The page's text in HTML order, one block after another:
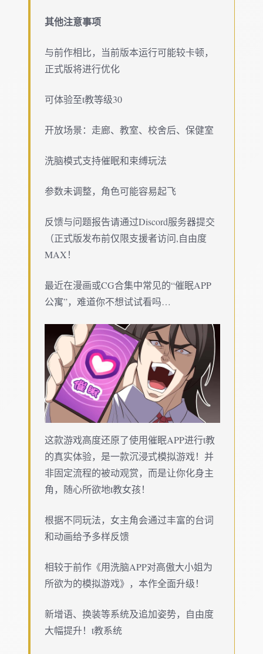
其他注意事项
与前作相比，当前版本运行可能较卡顿，
正式版将进行优化
可体验至t教等级30
开放场景：走廊、教室、校舍后、保健室
洗脑模式支持催眠和束缚玩法
参数未调整，角色可能容易起飞
反馈与问题报告请通过Discord服务器提交
（正式版发布前仅限支援者访问,自由度
MAX！
最近在漫画或CG合集中常见的“催眠APP
公寓”，难道你不想试试看吗…
这款游戏高度还原了使用催眠APP进行t教
的真实体验，是一款沉浸式模拟游戏！并
非固定流程的被动观赏，而是让你化身主
角，随心所欲地t教女孩！
根据不同玩法，女主角会通过丰富的台词
和动画给予多样反馈
相较于前作《用洗脑APP对高傲大小姐为
所欲为的模拟游戏》，本作全面升级！
新增语、换装等系统及追加姿势，自由度
大幅提升！t教系统